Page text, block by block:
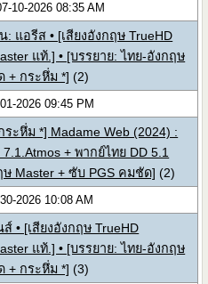
10-2026 08:35 AM
: แอรีส • [เสียงอังกฤษ TrueHD
แท้.] • [บรรยาย: ไทย-อังกฤษ
+ กระหึ่ม *] (2)
2026 09:45 PM
ะหึ่ม *] Madame Web (2024) :
+ พากย์ไทย DD 5.1
Master + ซับ PGS คมชัด] (2)
2026 10:08 AM
• [เสียงอังกฤษ TrueHD
แท้.] • [บรรยาย: ไทย-อังกฤษ
+ กระหึ่ม *] (3)